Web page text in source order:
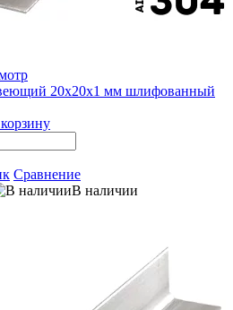
20х20х1 мм шлифованный
Сравнение
В наличии